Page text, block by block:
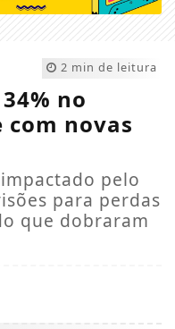
2 min de leitura
no
novas
pelo
para perdas
que dobraram